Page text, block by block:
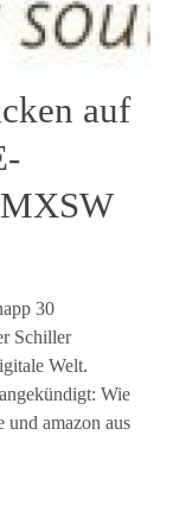
auf
30
Schiller
Welt.
Wie
und amazon aus